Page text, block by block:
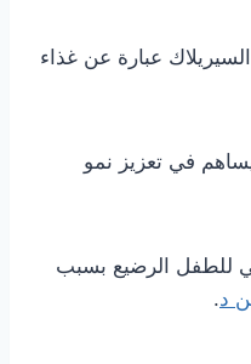
عبارة عن غذاء
في تعزيز نمو
للطفل الرضيع بسبب
د.